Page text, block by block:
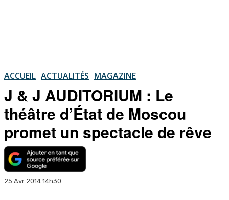
ACCUEIL ACTUALITÉS MAGAZINE
J & J AUDITORIUM : Le
théâtre d’État de Moscou
promet un spectacle de rêve
25 Avr 2014 14h30